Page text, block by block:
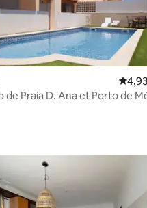
sur la base de 284
de Praia D. Ana et Porto de